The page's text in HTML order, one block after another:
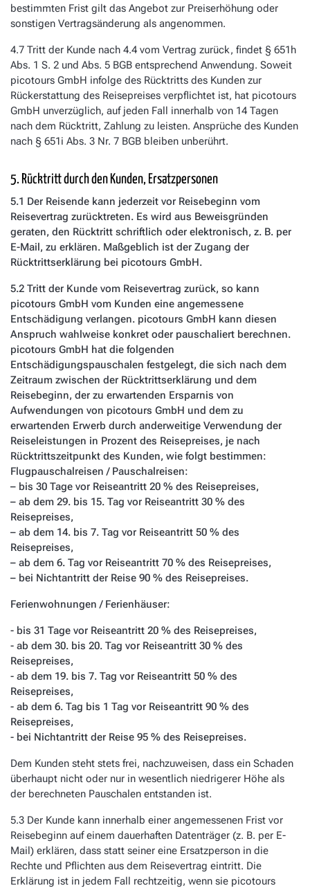
bestimmten Frist gilt das Angebot zur Preiserhöhung oder
sonstigen Vertragsänderung als angenommen.
4.7 Tritt der Kunde nach 4.4 vom Vertrag zurück, findet § 651h
Abs. 1 S. 2 und Abs. 5 BGB entsprechend Anwendung. Soweit
picotours GmbH infolge des Rücktritts des Kunden zur
Rückerstattung des Reisepreises verpflichtet ist, hat picotours
GmbH unverzüglich, auf jeden Fall innerhalb von 14 Tagen
nach dem Rücktritt, Zahlung zu leisten. Ansprüche des Kunden
nach § 651i Abs. 3 Nr. 7 BGB bleiben unberührt.
5. Rücktritt durch den Kunden, Ersatzpersonen
5.1 Der Reisende kann jederzeit vor Reisebeginn vom
Reisevertrag zurücktreten. Es wird aus Beweisgründen
geraten, den Rücktritt schriftlich oder elektronisch, z. B. per
E-Mail, zu erklären. Maßgeblich ist der Zugang der
Rücktrittserklärung bei picotours GmbH.
5.2 Tritt der Kunde vom Reisevertrag zurück, so kann
picotours GmbH vom Kunden eine angemessene
Entschädigung verlangen. picotours GmbH kann diesen
Anspruch wahlweise konkret oder pauschaliert berechnen.
picotours GmbH hat die folgenden
Entschädigungspauschalen festgelegt, die sich nach dem
Zeitraum zwischen der Rücktrittserklärung und dem
Reisebeginn, der zu erwartenden Ersparnis von
Aufwendungen von picotours GmbH und dem zu
erwartenden Erwerb durch anderweitige Verwendung der
Reiseleistungen in Prozent des Reisepreises, je nach
Rücktrittszeitpunkt des Kunden, wie folgt bestimmen:
Flugpauschalreisen / Pauschalreisen:
– bis 30 Tage vor Reiseantritt 20 % des Reisepreises,
– ab dem 29. bis 15. Tag vor Reiseantritt 30 % des
Reisepreises,
– ab dem 14. bis 7. Tag vor Reiseantritt 50 % des
Reisepreises,
– ab dem 6. Tag vor Reiseantritt 70 % des Reisepreises,
– bei Nichtantritt der Reise 90 % des Reisepreises.
Ferienwohnungen / Ferienhäuser:
- bis 31 Tage vor Reiseantritt 20 % des Reisepreises,
- ab dem 30. bis 20. Tag vor Reiseantritt 30 % des
Reisepreises,
- ab dem 19. bis 7. Tag vor Reiseantritt 50 % des
Reisepreises,
- ab dem 6. Tag bis 1 Tag vor Reiseantritt 90 % des
Reisepreises,
- bei Nichtantritt der Reise 95 % des Reisepreises.
Dem Kunden steht stets frei, nachzuweisen, dass ein Schaden
überhaupt nicht oder nur in wesentlich niedrigerer Höhe als
der berechneten Pauschalen entstanden ist.
5.3 Der Kunde kann innerhalb einer angemessenen Frist vor
Reisebeginn auf einem dauerhaften Datenträger (z. B. per E-
Mail) erklären, dass statt seiner eine Ersatzperson in die
Rechte und Pflichten aus dem Reisevertrag eintritt. Die
Erklärung ist in jedem Fall rechtzeitig, wenn sie picotours